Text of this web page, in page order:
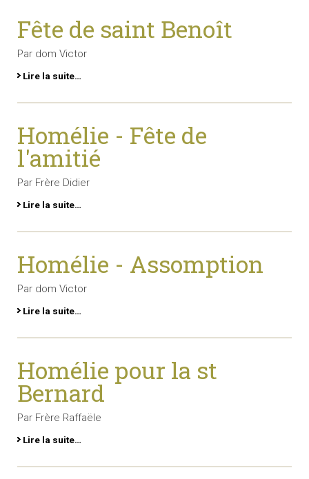
Fête de saint Benoît
Par dom Victor
Lire la suite…
Homélie - Fête de
l'amitié
Par Frère Didier
Lire la suite…
Homélie - Assomption
Par dom Victor
Lire la suite…
Homélie pour la st
Bernard
Par Frère Raffaële
Lire la suite…